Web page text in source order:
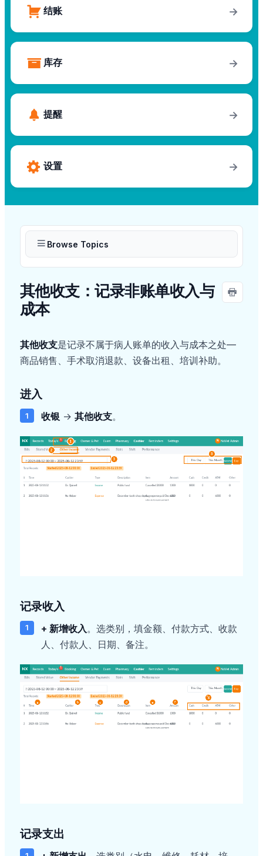
结账 →
库存 →
提醒 →
设置 →
Browse Topics
其他收支：记录非账单收入与
成本
其他收支是记录不属于病人账单的收入与成本之处—
商品销售、手术取消退款、设备出租、培训补助。
进入
收银 → 其他收支。
记录收入
+ 新增收入 。选类别，填金额、付款方式、收款
人、付款人、日期、备注。
记录支出